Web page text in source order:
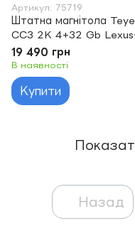
Артикул: 75719
Штатна магнітола
CC3 2K 4+32 Gb Lexus
ES250 ES300 ES330
2001-2006 9" (L2)
19 490 грн
В наявності
Купити
Назад